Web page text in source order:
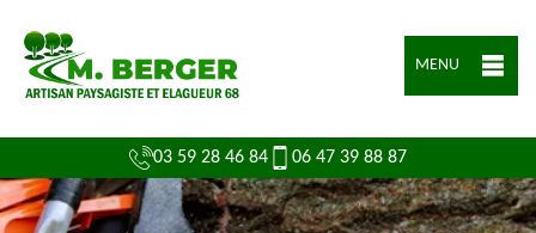
MENU
03 59 28 46 84 06 47 39 88 87